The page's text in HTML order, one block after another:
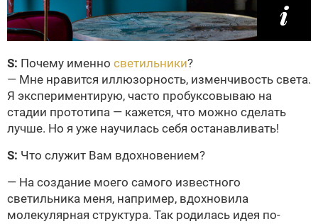
S: Почему именно светильники?
— Мне нравится иллюзорность, изменчивость света.
Я экспериментирую, часто пробуксовываю на
стадии прототипа — кажется, что можно сделать
лучше. Но я уже научилась себя останавливать!
S: Что служит Вам вдохновением?
— На создание моего самого известного
светильника меня, например, вдохновила
молекулярная структура. Так родилась идея по­